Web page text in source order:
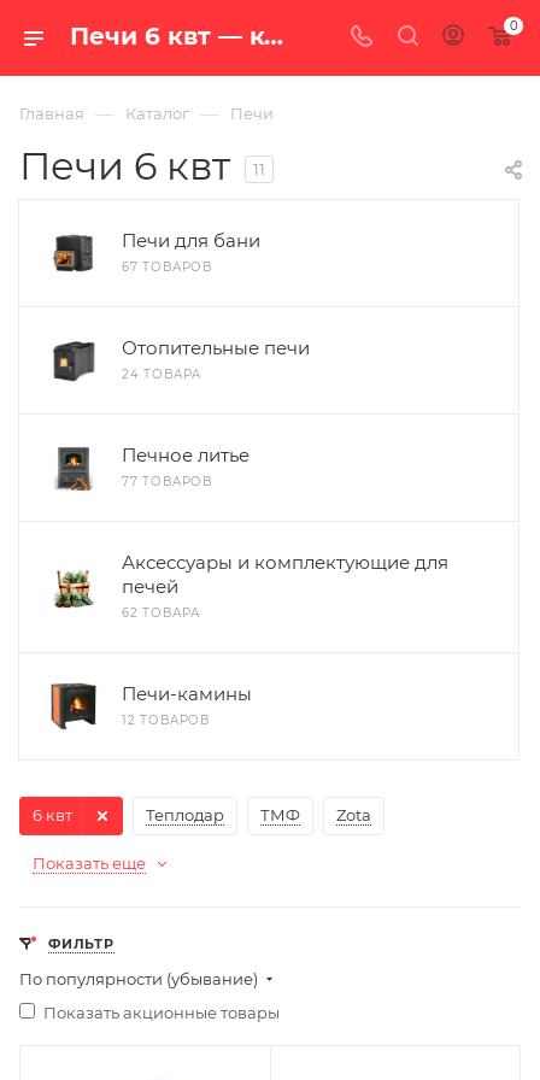
Печи 6 квт — купить в Екатеринбурге, цены в интернет-магазине «100 печей.ру» 0
Главная — Каталог — Печи
Печи 6 квт 11
Печи для бани
67 ТОВАРОВ
Отопительные печи
24 ТОВАРА
Печное литье
77 ТОВАРОВ
Аксессуары и комплектующие для
печей
62 ТОВАРА
Печи-камины
12 ТОВАРОВ
Теплодар ТМФ Zota
6 квт
Показать еще
ФИЛЬТР
По популярности (убывание)
Показать акционные товары